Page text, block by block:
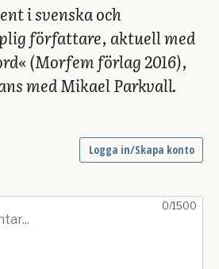
i svenska och
författare, aktuell med
(Morfem förlag 2016),
med Mikael Parkvall.